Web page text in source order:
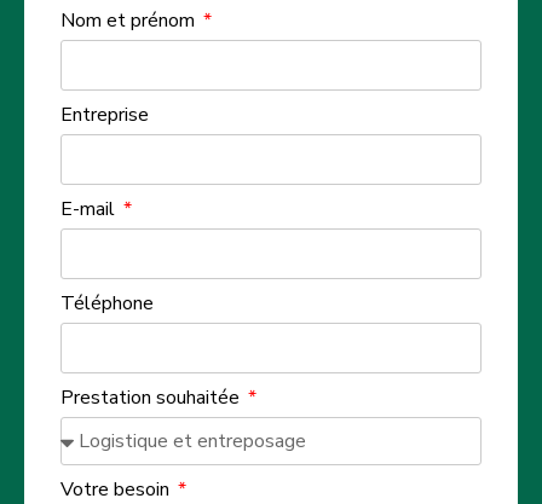
Nom et prénom
Entreprise
E-mail
Téléphone
Prestation souhaitée
Votre besoin